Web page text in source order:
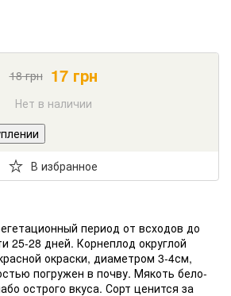
18грн 17грн
Нет в наличии
В избранное
период от всходов до
25-28 дней. Корнеплод округлой
окраски, диаметром 3-4см,
погружен в почву. Мякоть бело-
острого вкуса. Сорт ценится за